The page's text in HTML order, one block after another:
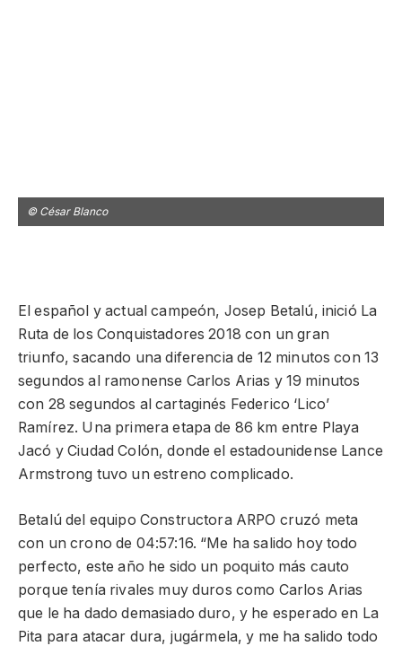
© César Blanco
El español y actual campeón, Josep Betalú, inició La
Ruta de los Conquistadores 2018 con un gran
triunfo, sacando una diferencia de 12 minutos con 13
segundos al ramonense Carlos Arias y 19 minutos
con 28 segundos al cartaginés Federico ‘Lico’
Ramírez. Una primera etapa de 86 km entre Playa
Jacó y Ciudad Colón, donde el estadounidense Lance
Armstrong tuvo un estreno complicado.
Betalú del equipo Constructora ARPO cruzó meta
con un crono de 04:57:16. “Me ha salido hoy todo
perfecto, este año he sido un poquito más cauto
porque tenía rivales muy duros como Carlos Arias
que le ha dado demasiado duro, y he esperado en La
Pita para atacar dura, jugármela, y me ha salido todo